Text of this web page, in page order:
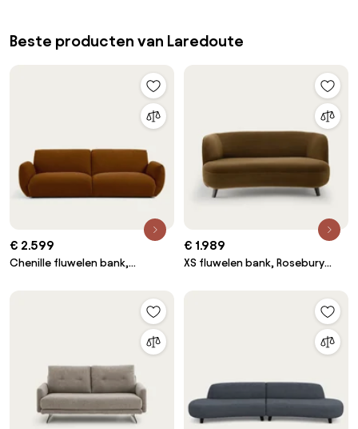
Beste producten van Laredoute
€ 2.599
Chenille fluwelen bank,
€ 1.989
XS fluwelen bank, Rosebury